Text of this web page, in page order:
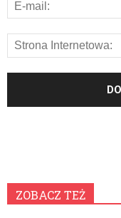
ZOBACZ TEŻ